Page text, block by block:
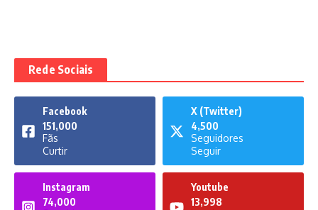
Rede Sociais
Facebook
151,000
Fãs
Curtir
X (Twitter)
4,500
Seguidores
Seguir
Instagram
74,000
Youtube
13,998